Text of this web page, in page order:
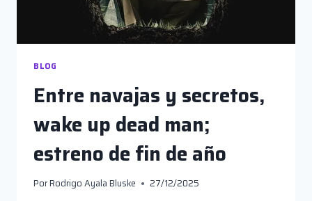
BLOG
Entre navajas y secretos,
wake up dead man;
estreno de fin de año
PorRodrigo Ayala Bluske 27/12/2025